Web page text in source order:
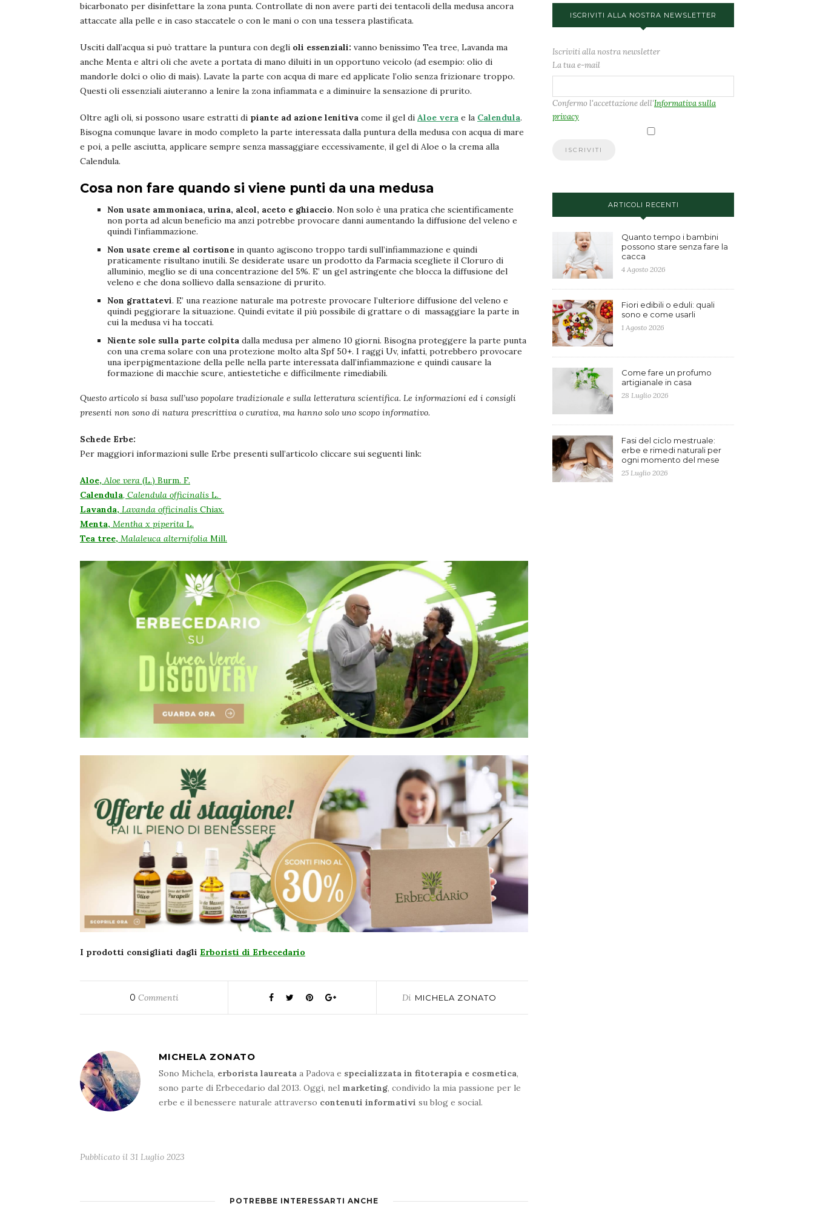
bicarbonato per disinfettare la zona punta. Controllate di non avere parti dei tentacoli della medusa ancora
attaccate alla pelle e in caso staccatele o con le mani o con una tessera plastificata.
Usciti dall’acqua si può trattare la puntura con degli oli essenziali: vanno benissimo Tea tree, Lavanda ma
anche Menta e altri oli che avete a portata di mano diluiti in un opportuno veicolo (ad esempio: olio di
mandorle dolci o olio di mais). Lavate la parte con acqua di mare ed applicate l’olio senza frizionare troppo.
Questi oli essenziali aiuteranno a lenire la zona infiammata e a diminuire la sensazione di prurito.
Oltre agli oli, si possono usare estratti di piante ad azione lenitiva come il gel di Aloe vera e la Calendula.
Bisogna comunque lavare in modo completo la parte interessata dalla puntura della medusa con acqua di mare
e poi, a pelle asciutta, applicare sempre senza massaggiare eccessivamente, il gel di Aloe o la crema alla
Calendula.
Cosa non fare quando si viene punti da una medusa
Non usate ammoniaca, urina, alcol, aceto e ghiaccio. Non solo è una pratica che scientificamente
non porta ad alcun beneficio ma anzi potrebbe provocare danni aumentando la diffusione del veleno e
quindi l’infiammazione.
Non usate creme al cortisone in quanto agiscono troppo tardi sull’infiammazione e quindi
praticamente risultano inutili. Se desiderate usare un prodotto da Farmacia scegliete il Cloruro di
alluminio, meglio se di una concentrazione del 5%. E’ un gel astringente che blocca la diffusione del
veleno e che dona sollievo dalla sensazione di prurito.
Non grattatevi. E’ una reazione naturale ma potreste provocare l’ulteriore diffusione del veleno e
quindi peggiorare la situazione. Quindi evitate il più possibile di grattare o di massaggiare la parte in
cui la medusa vi ha toccati.
Niente sole sulla parte colpita dalla medusa per almeno 10 giorni. Bisogna proteggere la parte punta
con una crema solare con una protezione molto alta Spf 50+. I raggi Uv, infatti, potrebbero provocare
una iperpigmentazione della pelle nella parte interessata dall’infiammazione e quindi causare la
formazione di macchie scure, antiestetiche e difficilmente rimediabili.
Questo articolo si basa sull’uso popolare tradizionale e sulla letteratura scientifica. Le informazioni ed i consigli
presenti non sono di natura prescrittiva o curativa, ma hanno solo uno scopo informativo.
Schede Erbe:
Per maggiori informazioni sulle Erbe presenti sull’articolo cliccare sui seguenti link:
Aloe,Aloe vera (L.) Burm. F.
Calendula, Calendula officinalis L.
Lavanda, Lavanda officinalis Chiax.
Menta, Mentha x piperita L.
Tea tree, Malaleuca alternifolia Mill.
I prodotti consigliati dagli Erboristi di Erbecedario
0 Commenti Di MICHELA ZONATO
MICHELA ZONATO
Sono Michela, erborista laureata a Padova e specializzata in fitoterapia e cosmetica,
sono parte di Erbecedario dal 2013. Oggi, nel marketing, condivido la mia passione per le
erbe e il benessere naturale attraverso contenuti informativi su blog e social.
Pubblicato il 31 Luglio 2023
POTREBBE INTERESSARTI ANCHE
ISCRIVITI ALLA NOSTRA NEWSLETTER
Iscriviti alla nostra newsletter
La tua e-mail
Confermo l'accettazione dell'Informativa sulla
privacy
ARTICOLI RECENTI
Quanto tempo i bambini
possono stare senza fare la
cacca
4 Agosto 2026
Fiori edibili o eduli: quali
sono e come usarli
1 Agosto 2026
Come fare un profumo
artigianale in casa
28 Luglio 2026
Fasi del ciclo mestruale:
erbe e rimedi naturali per
ogni momento del mese
25 Luglio 2026